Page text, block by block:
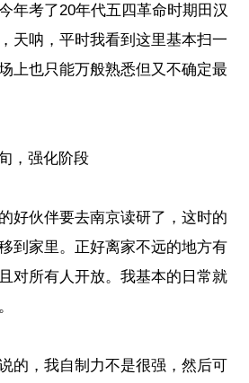
年考了20年代五四革命时期田汉
天呐，平时我看到这里基本扫一
上也只能万般熟悉但又不确定最
强化阶段
伙伴要去南京读研了，这时的
到家里。正好离家不远的地方有
对所有人开放。我基本的日常就
，我自制力不是很强，然后可